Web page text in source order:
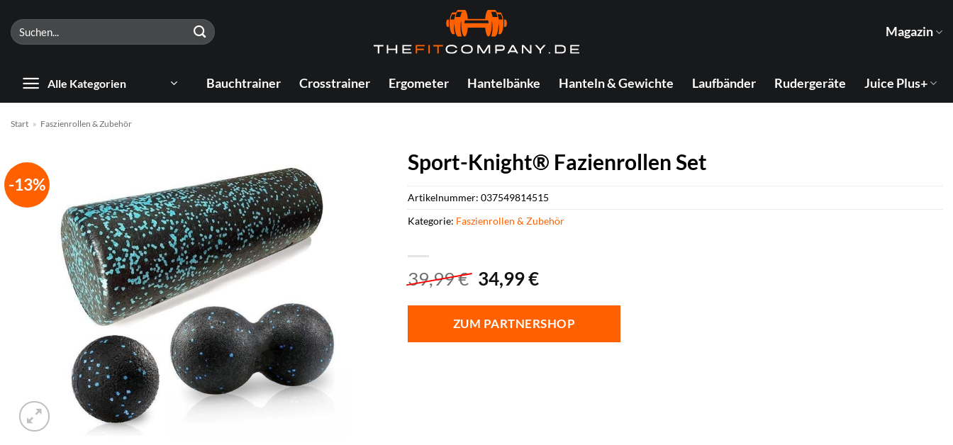
Inhalt
springen
Suchen
nach:
Magazin
Alle Kategorien Bauchtrainer Crosstrainer Ergometer Hantelbänke Hanteln & Gewichte Laufbänder Rudergeräte Juice Plus+
Start » Faszienrollen & Zubehör
-13%
Sport-Knight® Fazienrollen Set
39,99€ Ursprünglicher
war:
39,99 €
34,99€Aktueller
ist:
34,99 €.
ZUM PARTNERSHOP
Artikelnummer: 037549814515
Kategorie: Faszienrollen & Zubehör